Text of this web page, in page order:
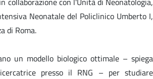
Neonatale del Policlinico Umberto I,
di Roma.
un modello biologico ottimale – spiega
presso il RNG – per studiare